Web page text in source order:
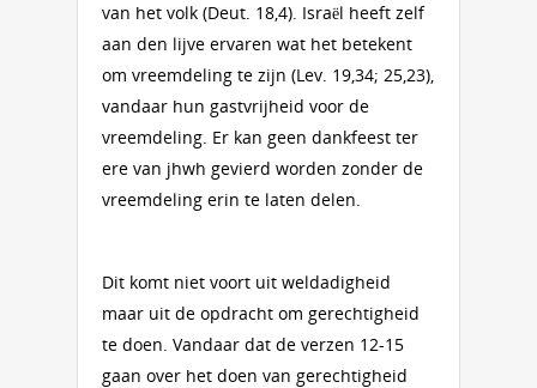
van het volk (Deut. 18,4). Israël heeft zelf
aan den lijve ervaren wat het betekent
om vreemdeling te zijn (Lev. 19,34; 25,23),
vandaar hun gastvrijheid voor de
vreemdeling. Er kan geen dankfeest ter
ere van jhwh gevierd worden zonder de
vreemdeling erin te laten delen.
Dit komt niet voort uit weldadigheid
maar uit de opdracht om gerechtigheid
te doen. Vandaar dat de verzen 12-15
gaan over het doen van gerechtigheid